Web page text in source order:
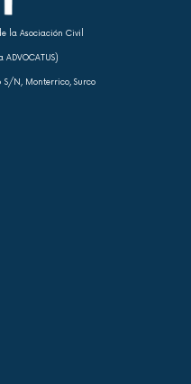
la Asociación Civil
ADVOCATUS)
S/N, Monterrico, Surco